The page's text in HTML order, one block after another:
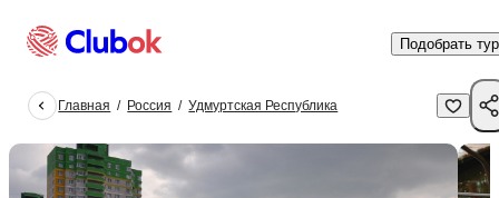
Подобрать тур
Главная / Россия /Удмуртская Республика